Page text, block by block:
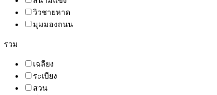
วิวชายหาด
มุมมองถนน
รวม
เฉลียง
ระเบียง
สวน